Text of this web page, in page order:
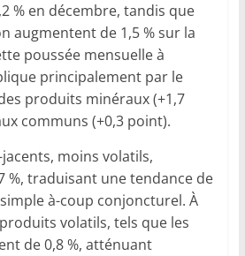
% en décembre, tandis que
augmentent de 1,5 % sur la
poussée mensuelle à
principalement par le
produits minéraux (+1,7
communs (+0,3 point).
moins volatils,
%, traduisant une tendance de
à-coup conjoncturel. À
volatils, tels que les
de 0,8 %, atténuant